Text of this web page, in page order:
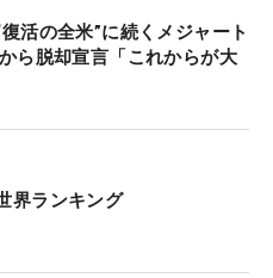
活の全米”に続くメジャート
ら脱却宣言「これからが大
界ランキング